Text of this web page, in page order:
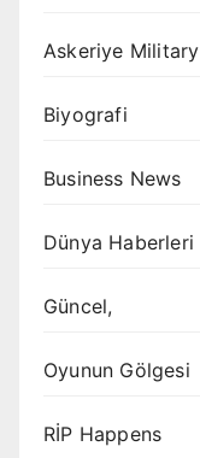
Askeriye Military
Biyografi
Business News
Dünya Haberleri
Güncel,
Oyunun Gölgesi
RİP Happens